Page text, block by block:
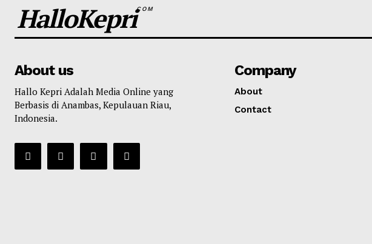
HalloKepriCOM
About us
Hallo Kepri Adalah Media Online yang
Berbasis di Anambas, Kepulauan Riau,
Indonesia.
Company
About
Contact